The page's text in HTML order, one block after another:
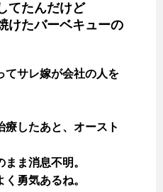
てたんだけど
けたバーベキューの
てサレ嫁が会社の人を
療したあと、オースト
まま消息不明。
く勇気あるね。